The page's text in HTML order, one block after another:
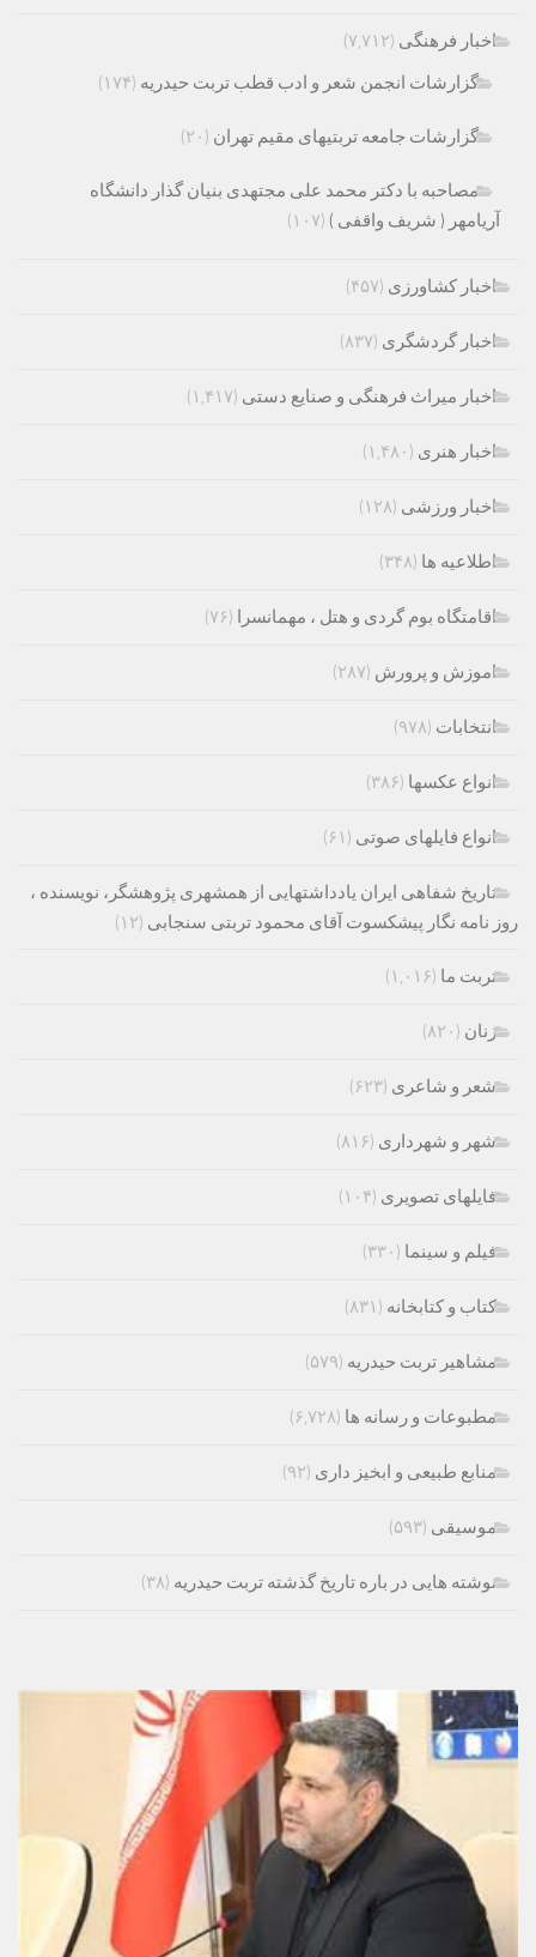
اخبار فرهنگی (۷,۷۱۲)
گزارشات انجمن شعر و ادب قطب تربت حیدریه (۱۷۴)
گزارشات جامعه تربتیهای مقیم تهران (۲۰)
مصاحبه با دکتر محمد علی مجتهدی بنیان گذار دانشگاه
آریامهر ( شریف واقفی ) (۱۰۷)
اخبار کشاورزی (۴۵۷)
اخبار گردشگری (۸۳۷)
اخبار میراث فرهنگی و صنایع دستی (۱,۴۱۷)
اخبار هنری (۱,۴۸۰)
اخبار ورزشی (۱۲۸)
اطلاعیه ها (۳۴۸)
اقامتگاه بوم گردی و هتل ، مهمانسرا (۷۶)
اموزش و پرورش (۲۸۷)
انتخابات (۹۷۸)
انواع عکسها (۳۸۶)
انواع فایلهای صوتی (۶۱)
تاریخ شفاهی ایران یادداشتهایی از همشهری پژوهشگر، نویسنده ،
روز نامه نگار پیشکسوت آقای محمود تربتی سنجابی (۱۲)
تربت ما (۱,۰۱۶)
زنان (۸۲۰)
شعر و شاعری (۶۲۳)
شهر و شهرداری (۸۱۶)
فایلهای تصویری (۱۰۴)
فیلم و سینما (۳۳۰)
کتاب و کتابخانه (۸۳۱)
مشاهیر تربت حیدریه (۵۷۹)
مطبوعات و رسانه ها (۶,۷۲۸)
منابع طبیعی و ابخیز داری (۹۲)
موسیقی (۵۹۳)
نوشته هایی در باره تاریخ گذشته تربت حیدریه (۳۸)